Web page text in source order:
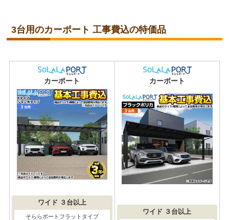
3台用のカーポート 工事費込の特価品
カーポート
ワイド ３台以上
そららポートフラットタイプ
カーポート
ワイド ３台以上